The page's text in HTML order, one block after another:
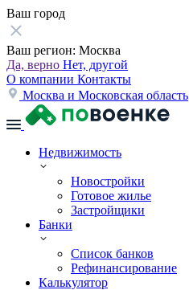
Ваш город
Ваш регион: Москва
Да, верно Нет, другой
О компании Контакты
Москва и Московская область
Недвижимость
Новостройки
Готовое жилье
Застройщики
Банки
Список банков
Рефинансирование
Калькулятор